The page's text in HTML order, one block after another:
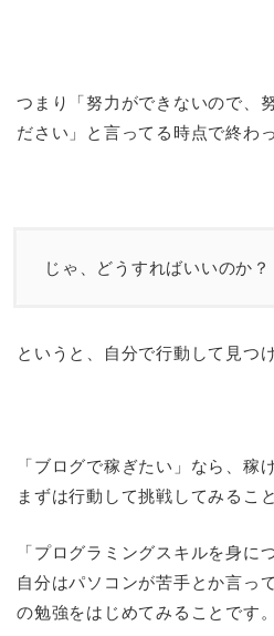
つまり「努力ができないので、
ださい」と言ってる時点で終わ
じゃ、どうすればいいのか？
というと、自分で行動して見つ
「ブログで稼ぎたい」なら、稼
まずは行動して挑戦してみること
「プログラミングスキルを身に
自分はパソコンが苦手とか言っ
の勉強をはじめてみることです。